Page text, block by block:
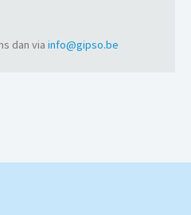
dan viainfo@gipso.be